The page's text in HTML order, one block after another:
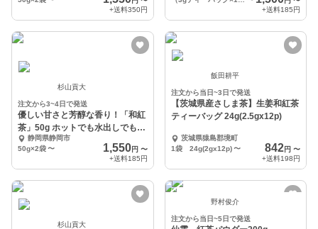
+送料350円
+送料185円
杉山貢大
注文から3~4日で発送
優しい甘さと芳醇な香り！「和紅
茶」50g ホットでも水出しでも
OK（2袋セット）
静岡県静岡市
50g×2袋〜 1,550円 〜
+送料185円
飯田耕平
注文から当日~3日で発送
【茨城県産さしま茶】生姜和紅茶
ティーバッグ 24g(2.5gx12p)
茨城県猿島郡境町
1袋 24g(2gx12p) 〜 842円 〜
+送料198円
杉山貢大
野村俊介
注文から当日~5日で発送